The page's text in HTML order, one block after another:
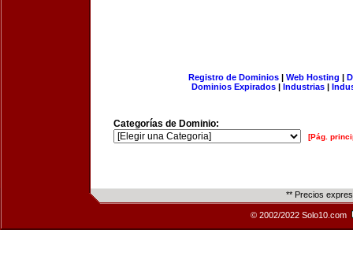
Registro de Dominios| Web Hosting |
Dominios Expirados | Industrias |
Categorías de Dominio:
[Pág.
** Precios
© 2002/2022 Solo10.com